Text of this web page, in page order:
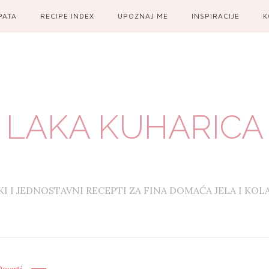
RECIPE INDEX UPOZNAJ ME INSPIRACIJE
LAKA KUHARICA
I JEDNOSTAVNI RECEPTI ZA FINA DOMAĆA JELA I